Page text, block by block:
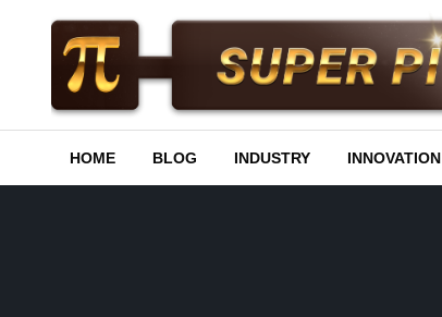
Superpi
HOME BLOG INDUSTRY INNOVATION